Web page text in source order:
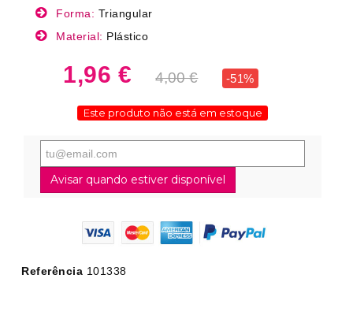
Forma: Triangular
Material: Plástico
1,96 € 4,00 € -51%
Este produto não está em estoque
Avisar quando estiver disponível
Referência 101338